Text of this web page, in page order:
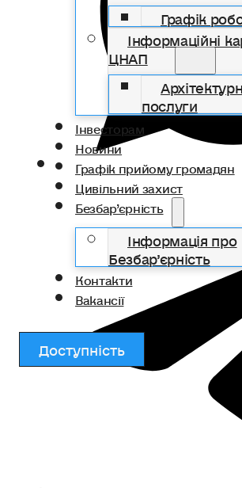
Графік
Інформаційні
ЦНАП
послуги
Інвесторам
Новини
Графік прийому громадян
Цивільний захист
Безбар’єрність
Інформація про
Безбар’єрність
Контакти
Вакансії
Доступність